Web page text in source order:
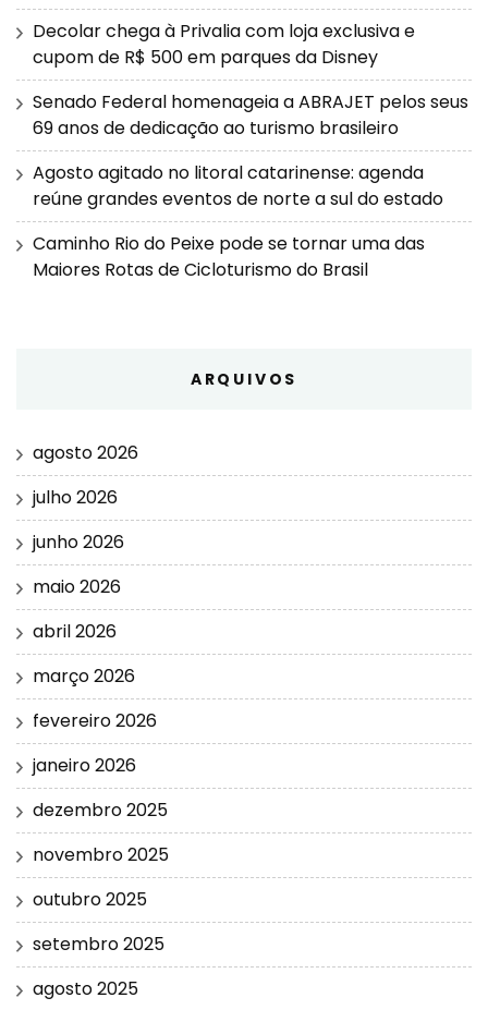
Decolar chega à Privalia com loja exclusiva e
cupom de R$ 500 em parques da Disney
Senado Federal homenageia a ABRAJET pelos seus
69 anos de dedicação ao turismo brasileiro
Agosto agitado no litoral catarinense: agenda
reúne grandes eventos de norte a sul do estado
Caminho Rio do Peixe pode se tornar uma das
Maiores Rotas de Cicloturismo do Brasil
ARQUIVOS
agosto 2026
julho 2026
junho 2026
maio 2026
abril 2026
março 2026
fevereiro 2026
janeiro 2026
dezembro 2025
novembro 2025
outubro 2025
setembro 2025
agosto 2025